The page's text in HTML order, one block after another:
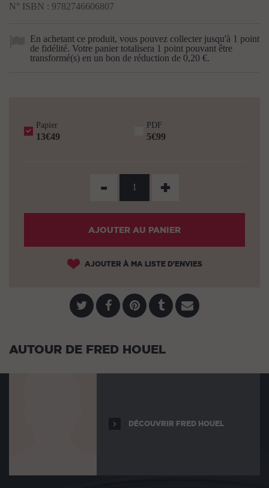
N° ISBN : 9782746606807
En achetant ce produit, vous pouvez collecter jusqu'à 1 point
de fidélité. Votre panier totalisera 1 point pouvant être
transformé(s) en un bon de réduction de 0,20 €.
Papier
13€49
PDF
5€99
- +
AJOUTER AU PANIER
AJOUTER À MA LISTE D'ENVIES
AUTOUR DE FRED HOUEL
DÉCOUVRIR FRED HOUEL